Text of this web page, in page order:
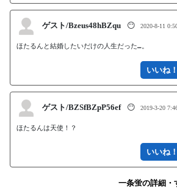
ゲスト/Bzeus48hBZqu 😶 2020-8-11
ほたるんと結婚したいだけの人生だった…。
いいね
ゲスト/BZSfBZpP56ef 😶 2019-3-20
ほたるんは天使！？
いいね
一条蛍の詳細・